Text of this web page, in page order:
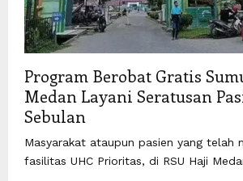
Program Berobat Gratis
Medan Layani Seratusan
Sebulan
Masyarakat ataupun pasien yang telah
fasilitas UHC Prioritas, di RSU Haji